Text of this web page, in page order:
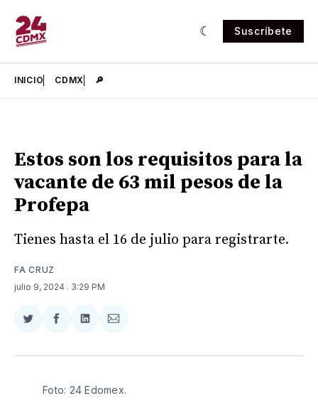
Suscríbete
INICIO CDMX 🔎
Estos son los requisitos para la
vacante de 63 mil pesos de la
Profepa
Tienes hasta el 16 de julio para registrarte.
FA CRUZ
julio 9, 2024 . 3:29 PM
Compartir
Twitter
Compartir
Facebook
Compartir
LinkedIn
Compartir
Email
Foto: 24 Edomex.